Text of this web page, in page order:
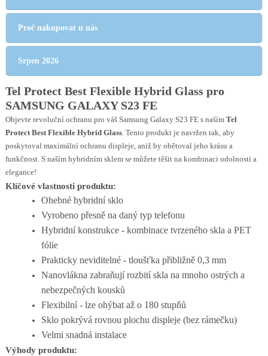
Proč nakupovat u nás
Srpen 2026
Tel Protect Best Flexible Hybrid Glass pro
SAMSUNG GALAXY S23 FE
Objevte revoluční ochranu pro váš Samsung Galaxy S23 FE s naším Tel
Protect Best Flexible Hybrid Glass. Tento produkt je navržen tak, aby
poskytoval maximální ochranu displeje, aniž by obětoval jeho krásu a
funkčnost. S naším hybridním sklem se můžete těšit na kombinaci odolnosti a
elegance!
Klíčové vlastnosti produktu:
Ohebné hybridní sklo
Vyrobeno přesně na daný typ telefonu
Hybridní konstrukce - kombinace tvrzeného skla a PET
fólie
Prakticky neviditelné - tloušťka přibližně 0,3 mm
Nanovlákna zabraňují rozbití skla na mnoho ostrých a
nebezpečných kousků
Flexibilní - lze ohýbat až o 180 stupňů
Sklo pokrývá rovnou plochu displeje (bez rámečku)
Velmi snadná instalace
Výhody produktu: